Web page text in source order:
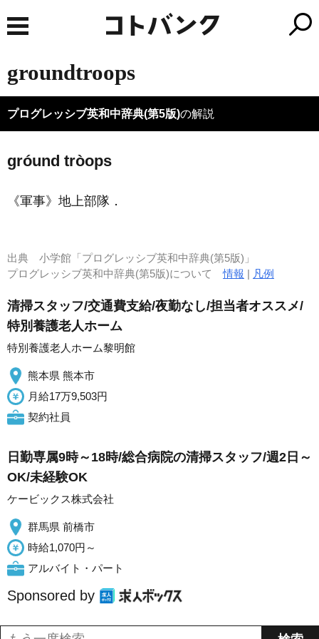
groundtroops
プログレッシブ英和中辞典(第5版)の解説
gróund tròops
《軍事》 地上部隊 ．
出典 小学館「プログレッシブ英和中辞典(第5版)」
プログレッシブ英和中辞典(第5版)について情報 | 凡例
清掃スタッフ/交通費支給/夜勤なし/担当者オススメ/
特別養護老人ホーム
特別養護老人ホーム黎明館
熊本県 熊本市
月給17万9,503円
契約社員
日勤専属9時～18時/総合病院の清掃スタッフ/週2日～
OK/未経験OK
ケービックス株式会社
群馬県 前橋市
時給1,070円～
アルバイト・パート
Sponsored by